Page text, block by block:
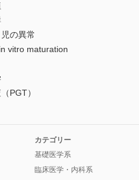
の異常
vitro maturation
PGT）
カテゴリー
基礎医学系
臨床医学・内科系